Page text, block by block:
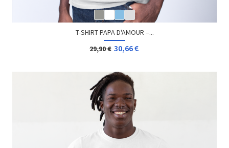
T-SHIRT PAPA D'AMOUR –...
29,90 € 30,66 €